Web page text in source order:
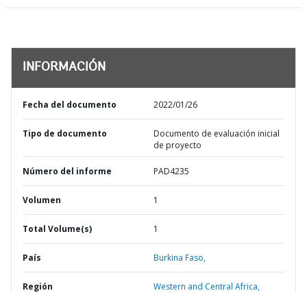
INFORMACIÓN
Fecha del documento 2022/01/26
Tipo de documento
Documento de evaluación inicial
de proyecto
Número del informe PAD4235
Volumen 1
Total Volume(s) 1
País Burkina Faso,
Región Western and Central Africa,